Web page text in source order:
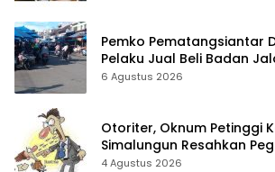
Pemko Pematangsiantar
Pelaku Jual Beli Badan
6 Agustus 2026
Otoriter, Oknum Petinggi
Simalungun Resahkan
4 Agustus 2026